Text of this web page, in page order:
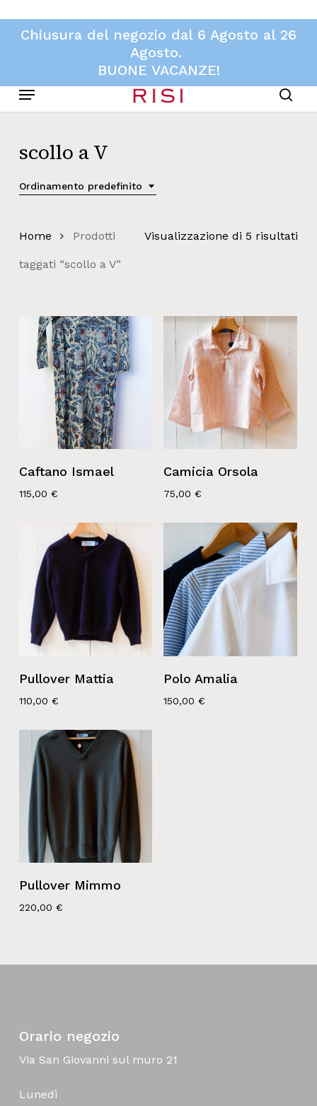
main
Chiusura del negozio dal 6 Agosto al 26
Agosto.
BUONE VACANZE!
Menu
scollo a V
Ordinamento predefinito
Visualizzazione di 5 risultati
Home Prodotti
taggati “scollo a V”
Caftano Ismael
115,00 €
Camicia Orsola
75,00€
Pullover Mattia
110,00 €
Polo Amalia
150,00€
Pullover Mimmo
220,00 €
Orario negozio
Via San Giovanni sul muro 21
Lunedì